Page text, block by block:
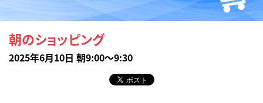
朝のショッピング
2025年6月10日 朝9:00～9:30